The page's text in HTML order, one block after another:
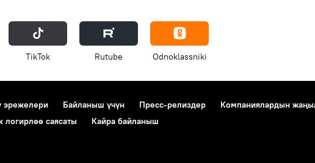
ТikТоk Rutube Odnoklassniki
эрежелери Байланыш үчүн Пресс-релиздер Компаниялардын
логирлөө саясаты
Кайра байланыш